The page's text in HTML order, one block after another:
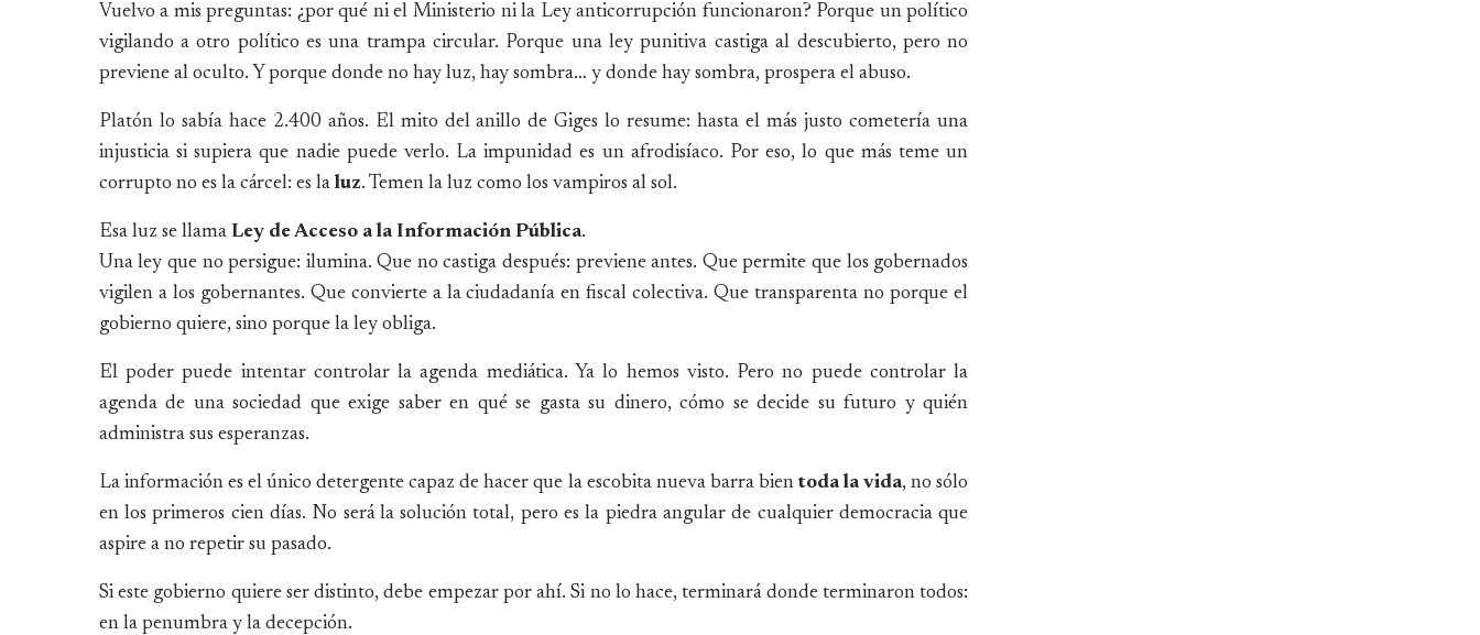
Vuelvo a mis preguntas: ¿por qué ni el Ministerio ni la Ley anticorrupción funcionaron? Porque un político
vigilando a otro político es una trampa circular. Porque una ley punitiva castiga al descubierto, pero no
previene al oculto. Y porque donde no hay luz, hay sombra… y donde hay sombra, prospera el abuso.
Platón lo sabía hace 2.400 años. El mito del anillo de Giges lo resume: hasta el más justo cometería una
injusticia si supiera que nadie puede verlo. La impunidad es un afrodisíaco. Por eso, lo que más teme un
corrupto no es la cárcel: es la luz. Temen la luz como los vampiros al sol.
Esa luz se llama Ley de Acceso a la Información Pública.
Una ley que no persigue: ilumina. Que no castiga después: previene antes. Que permite que los gobernados
vigilen a los gobernantes. Que convierte a la ciudadanía en fiscal colectiva. Que transparenta no porque el
gobierno quiere, sino porque la ley obliga.
El poder puede intentar controlar la agenda mediática. Ya lo hemos visto. Pero no puede controlar la
agenda de una sociedad que exige saber en qué se gasta su dinero, cómo se decide su futuro y quién
administra sus esperanzas.
La información es el único detergente capaz de hacer que la escobita nueva barra bien toda la vida, no sólo
en los primeros cien días. No será la solución total, pero es la piedra angular de cualquier democracia que
aspire a no repetir su pasado.
Si este gobierno quiere ser distinto, debe empezar por ahí. Si no lo hace, terminará donde terminaron todos:
en la penumbra y la decepción.